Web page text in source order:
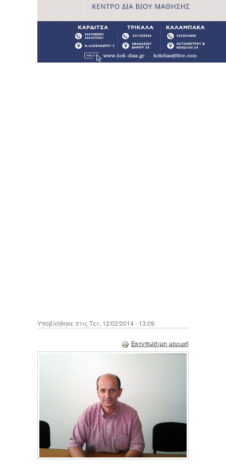
Υποβλήθηκε στις Τετ, 12/02/2014 - 13:09.
Εκτυπώσιμη μορφή